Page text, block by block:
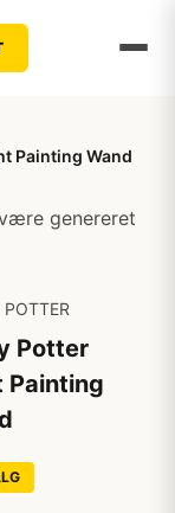
Painting Wand
genereret
POTTER
Potter
Painting